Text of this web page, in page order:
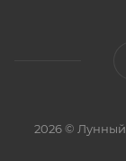
2026 © Лунный